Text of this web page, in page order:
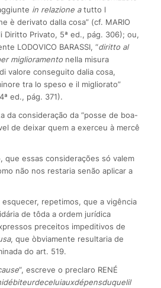
in relazione atutto l
è derivato dalla cosa” (cf. MARIO
Diritto Privato, 5ª ed., pág. 306); ou,
LODOVICO BARASSI, “diritto al
miglioramento nella misura
valore conseguito dalia cosa,
tra lo speso e il migliorato”
ed., pág. 371).
da consideração da “posse de boa-
de deixar quem a exerceu à mercê
que essas considerações só valem
não nos restaria senão aplicar a
repetimos, que a vigência
de tôda a ordem jurídica
preceitos impeditivos de
, que òbviamente resultaria de
do art. 519.
“, escreve o preclaro RENÉ
débiteurdeceluiauxdépensduquelil